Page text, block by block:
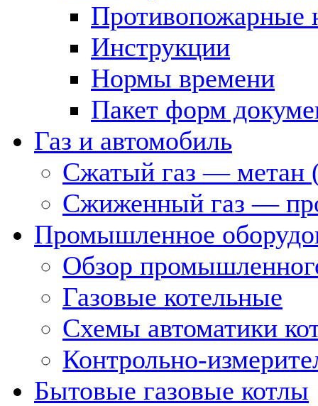
Противопожарные
Инструкции
Нормы времени
Пакет форм
Газ и автомобиль
Сжатый газ — метан
Сжиженный газ —
Промышленное
Обзор
Газовые котельные
Схемы автоматики
Контрольно-
Бытовые газовые котлы